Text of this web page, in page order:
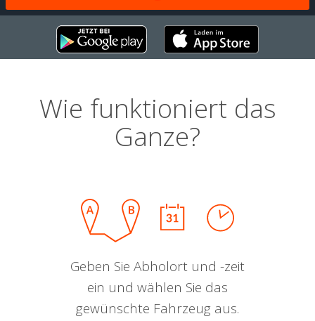
Wie funktioniert das
Ganze?
Geben Sie Abholort und -zeit
ein und wählen Sie das
gewünschte Fahrzeug aus.